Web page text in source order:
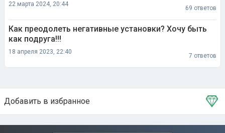
22 марта 2024, 20:44
69 ответов
Как преодолеть негативные установки? Хочу быть
как подруга!!!
18 апреля 2023, 22:40
7 ответов
Добавить в избранное
Тема в избранном